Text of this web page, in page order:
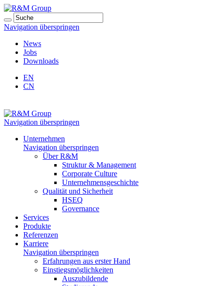
Navigation überspringen
News
Jobs
Downloads
EN
CN
Navigation überspringen
Unternehmen
Navigation überspringen
Über R&M
Struktur & Management
Corporate Culture
Unternehmensgeschichte
Qualität und Sicherheit
HSEQ
Governance
Services
Produkte
Referenzen
Karriere
Navigation überspringen
Erfahrungen aus erster Hand
Einstiegsmöglichkeiten
Auszubildende